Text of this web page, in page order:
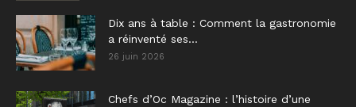
Dix ans à table : Comment la gastronomie
a réinventé ses...
26 juin 2026
Chefs d’Oc Magazine : l’histoire d’une